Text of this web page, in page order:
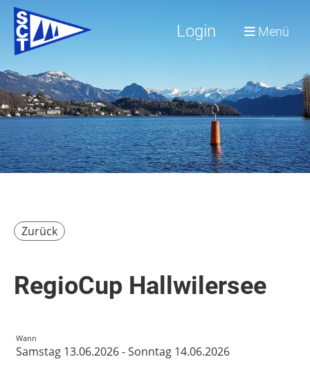
Login Menü
Zurück
RegioCup Hallwilersee
Wann
Samstag 13.06.2026 - Sonntag 14.06.2026